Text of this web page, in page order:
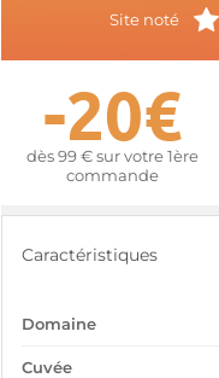
Site noté
-20€
dès 99 € sur votre 1ère
commande
Caractéristiques
Domaine
Cuvée